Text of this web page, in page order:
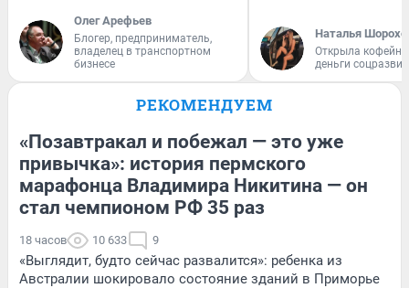
Олег Арефьев
Блогер, предприниматель,
владелец в транспортном
бизнесе
Наталья
Открыла
деньги
РЕКОМЕНДУЕМ
«Позавтракал и побежал — это уже
привычка»: история пермского
марафонца Владимира Никитина — он
стал чемпионом РФ 35 раз
18 часов 10 633 9
«Выглядит, будто сейчас развалится»: ребенка из
Австралии шокировало состояние зданий в Приморье